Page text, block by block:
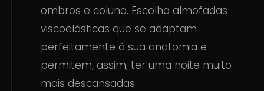
ombros e coluna. Escolha almofadas
viscoelásticas que se adaptam
perfeitamente à sua anatomia e
permitem, assim, ter uma noite muito
mais descansadas.